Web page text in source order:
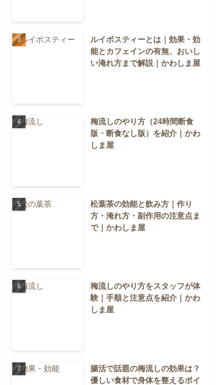
ルイボスティーとは｜効果・効
能とカフェインの有無、おいし
い淹れ方まで解説｜かわしま屋
梅流しのやり方（24時間断食
版・断食なし版）を紹介｜かわ
しま屋
松葉茶の効能と飲み方｜作り
方・淹れ方・副作用の注意点ま
で｜かわしま屋
梅流しのやり方をスタッフが体
験｜手順と注意点を紹介｜かわ
しま屋
腸活で話題の梅流しの効果は？
優しい食材で身体を整えるポイ